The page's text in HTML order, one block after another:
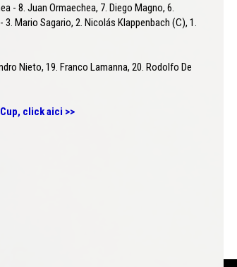
- 8. Juan Ormaechea, 7. Diego Magno, 6.
Mario Sagario, 2. Nicolás Klappenbach (C), 1.
Nieto, 19. Franco Lamanna, 20. Rodolfo De
click aici >>